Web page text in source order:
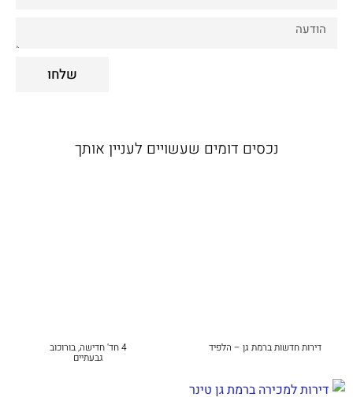
Comments
שלחו
נכסים דומים שעשויים לעניין אותך
דירות חדשות ברמת גן – הלפיד 4 חד' חדישה, בורוכוב
גבעתיים